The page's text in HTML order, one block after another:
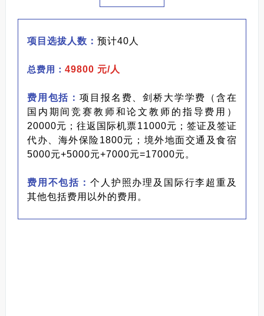
项目选拔人数： 预计40人
总费用： 49800 元/人
费用包括：项目报名费、剑桥大学学费（含在
国内期间竞赛教师和论文教师的指导费用）
20000元；往返国际机票11000元；签证及签证
代办、海外保险1800元；境外地面交通及食宿
5000元+5000元+7000元=17000元。
费用不包括：个人护照办理及国际行李超重及
其他包括费用以外的费用。